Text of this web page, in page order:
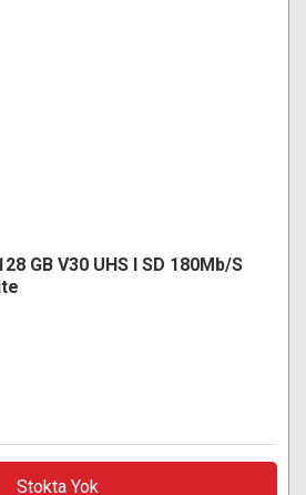
GB V30 UHS I SD 180Mb/S
Stokta Yok